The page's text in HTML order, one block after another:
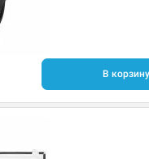
В корзину